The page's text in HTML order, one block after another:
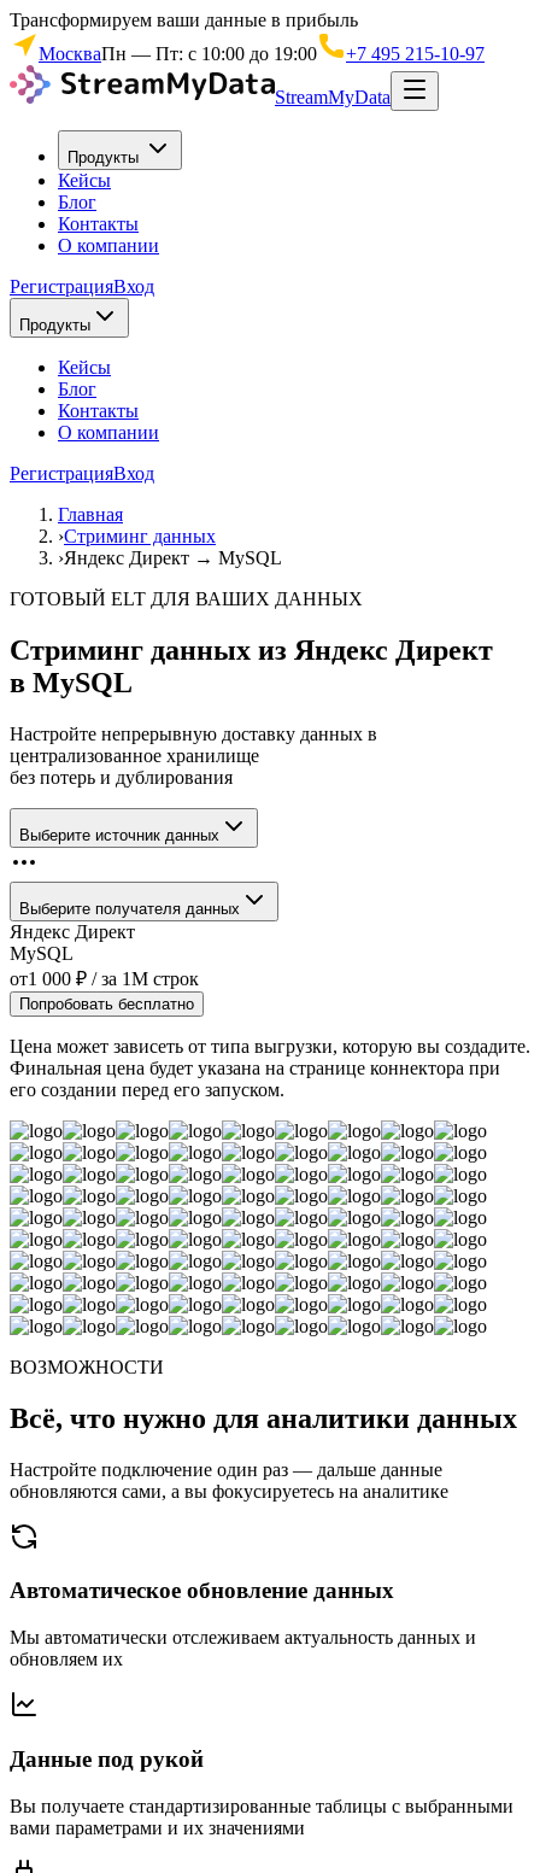
Трансформируем ваши данные в прибыль
МоскваПн — Пт: с 10:00 до 19:00 +7 495 215-10-97
StreamMyData
Продукты
Кейсы
Блог
Контакты
О компании
РегистрацияВход
Продукты
Кейсы
Блог
Контакты
О компании
РегистрацияВход
Главная
›Стриминг данных
›Яндекс Директ → MySQL
ГОТОВЫЙ ELT ДЛЯ ВАШИХ ДАННЫХ
Стриминг данных из Яндекс Директ
в MySQL
Настройте непрерывную доставку данных в
централизованное хранилище
без потерь и дублирования
Выберите источник данных
Выберите получателя данных
Яндекс Директ
MySQL
от1 000 ₽ / за 1M строк
Попробовать бесплатно
Цена может зависеть от типа выгрузки, которую вы создадите.
Финальная цена будет указана на странице коннектора при
его создании перед его запуском.
ВОЗМОЖНОСТИ
Всё, что нужно для аналитики данных
Настройте подключение один раз — дальше данные
обновляются сами, а вы фокусируетесь на аналитике
Автоматическое обновление данных
Мы автоматически отслеживаем актуальность данных и
обновляем их
Данные под рукой
Вы получаете стандартизированные таблицы с выбранными
вами параметрами и их значениями